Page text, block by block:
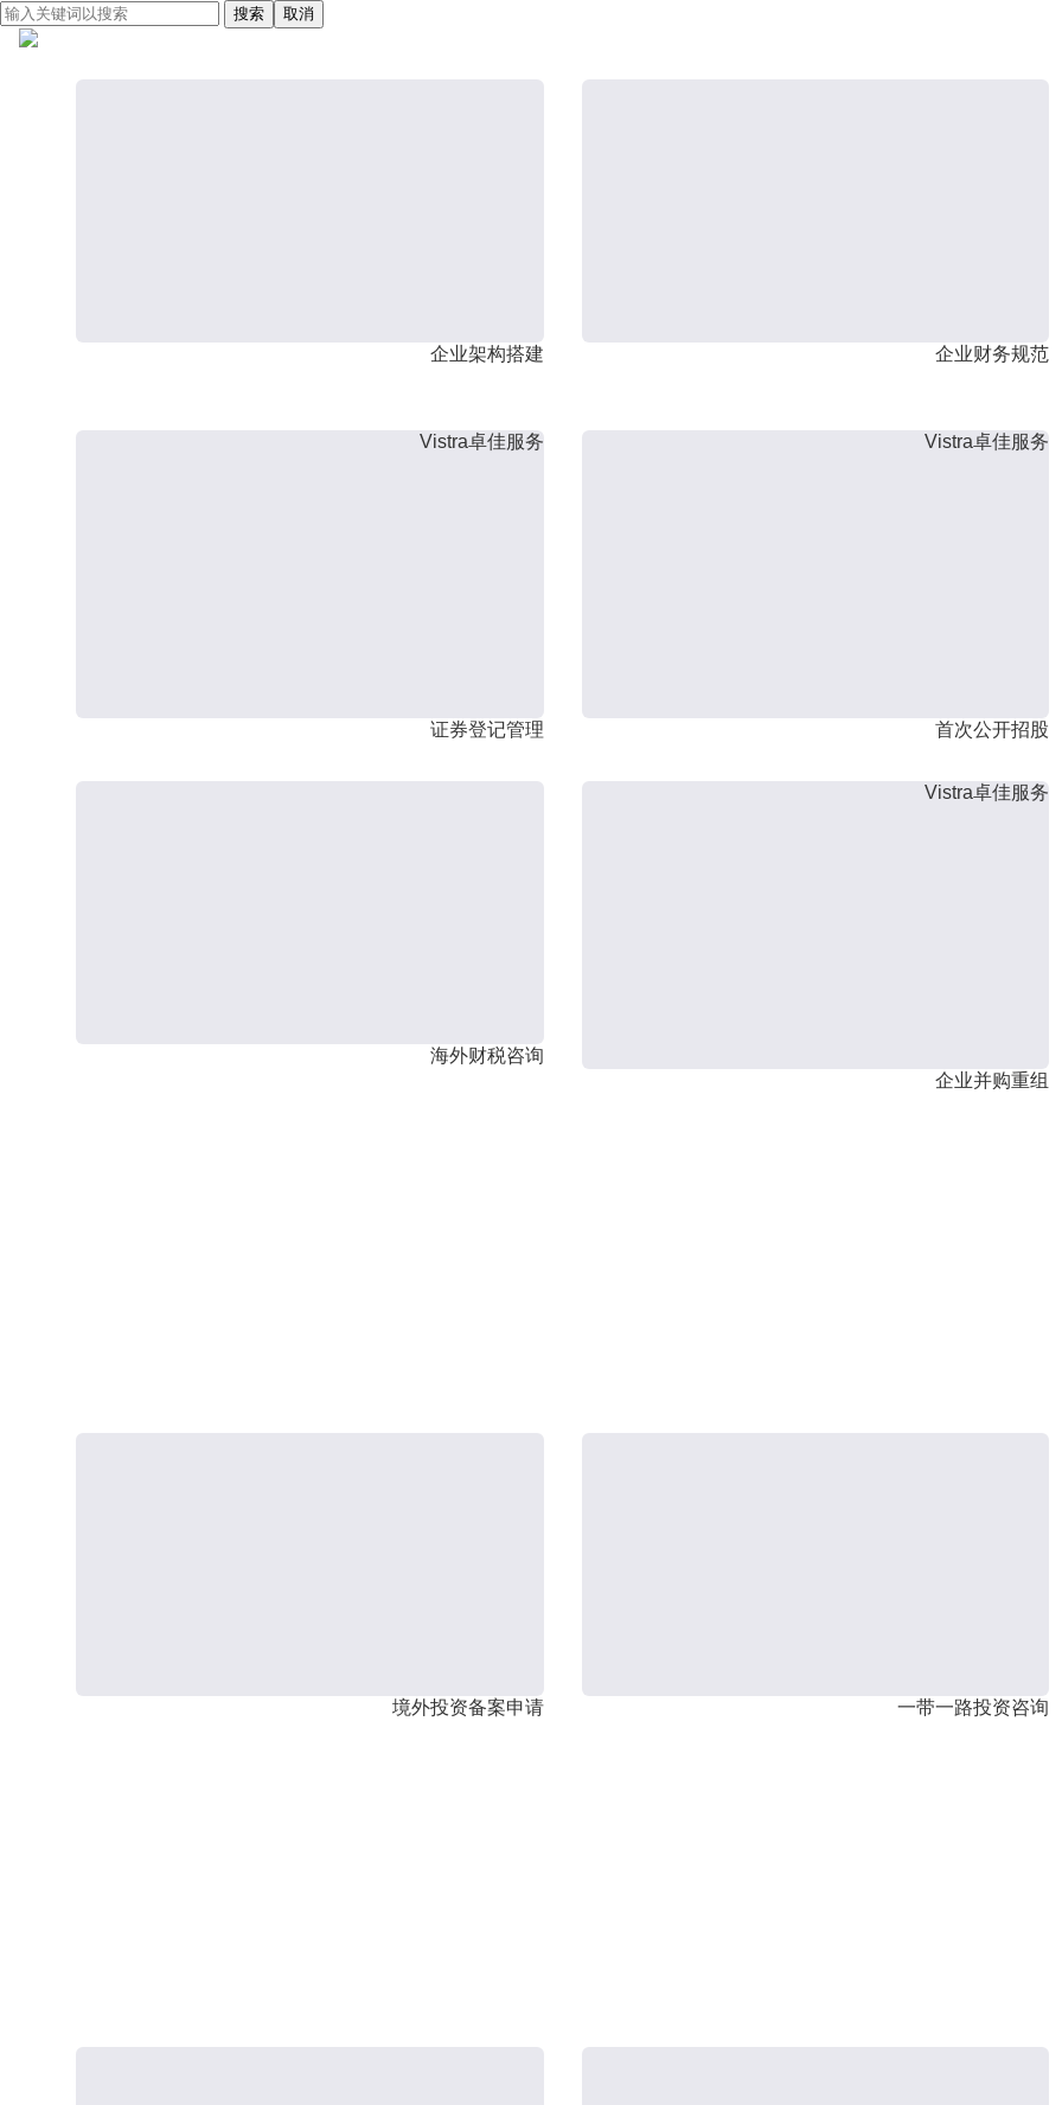
搜索 取消
企业架构搭建 企业财务规范
Vistra卓佳服务
证券登记管理
Vistra卓佳服务
首次公开招股
海外财税咨询
Vistra卓佳服务
企业并购重组
境外投资备案申请 一带一路投资咨询